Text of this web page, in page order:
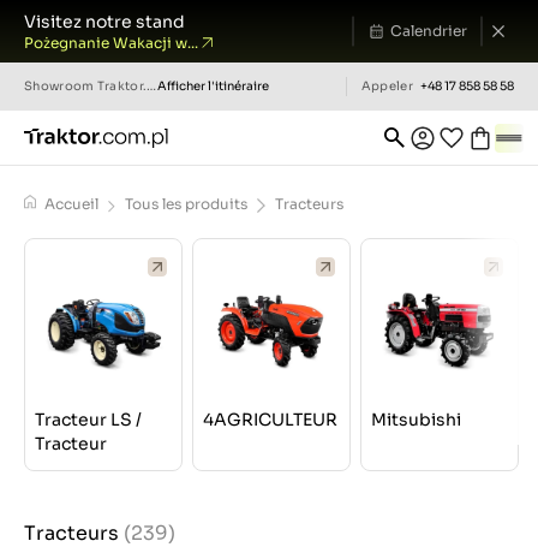
Visitez notre stand
Pożegnanie Wakacji w...
Calendrier
Showroom Traktor.com.pl Afficher l'itinéraire Appeler +48 17 858 58 58
Accueil Tous les produits Tracteurs
Tracteur LS /
Tracteur
4AGRICULTEUR Mitsubishi
Tracteurs (239)